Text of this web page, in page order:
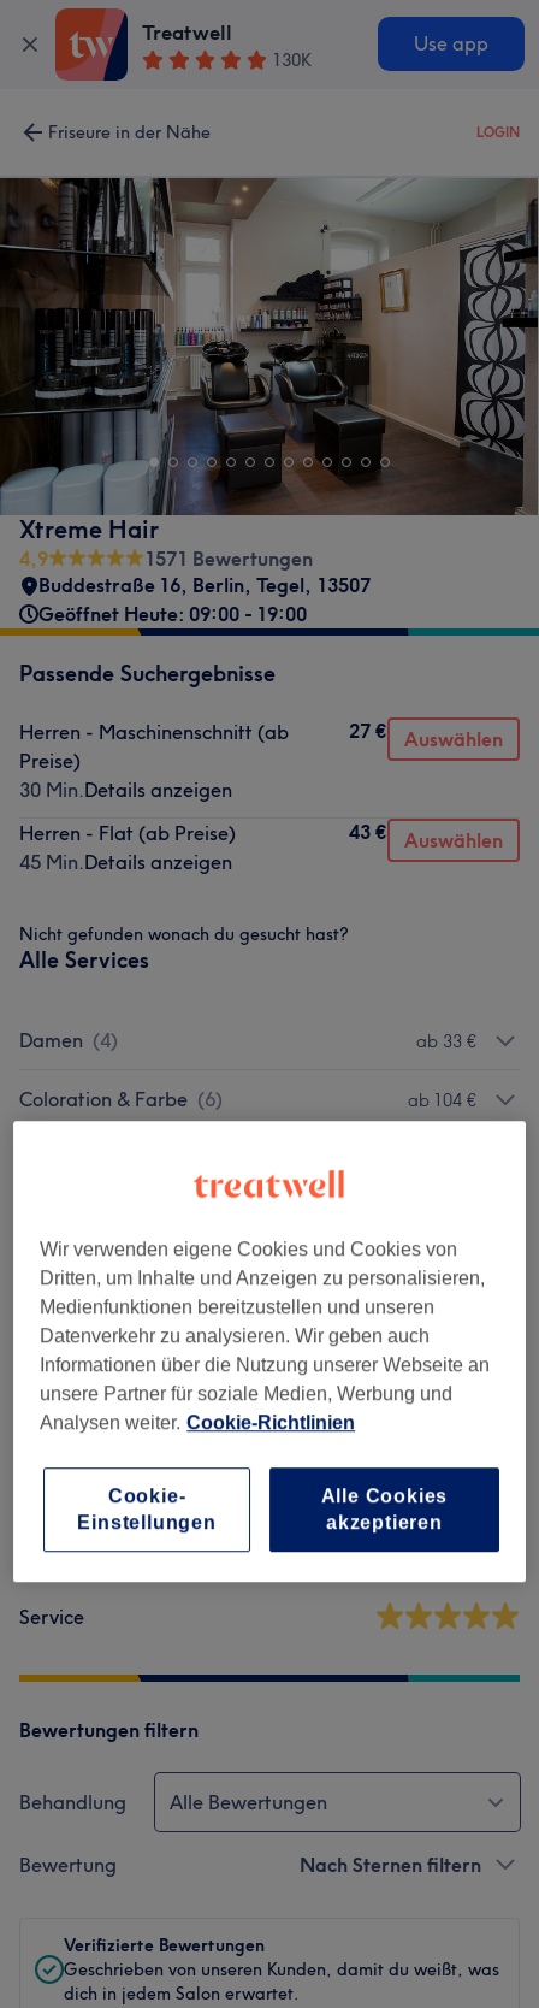
Treatwell
130K
Use app
Friseure in der Nähe LOGIN
Xtreme Hair
4,9
1571 Bewertungen
Buddestraße 16, Berlin, Tegel, 13507
Geöffnet Heute: 09:00 - 19:00
Passende Suchergebnisse
Herren - Maschinenschnitt (ab
Preise)
30 Min.Details anzeigen
27 € Auswählen
Herren - Flat (ab Preise)
45 Min.Details anzeigen
43 € Auswählen
Nicht gefunden wonach du gesucht hast?
Alle Services
Damen (4) ab 33 €
Coloration & Farbe (6) ab 104 €
Salonbewertungen
4,9
Sauberkeit
Service
Bewertungen filtern
Behandlung Alle Bewertungen
Bewertung Nach Sternen filtern
Verifizierte Bewertungen
Geschrieben von unseren Kunden, damit du weißt, was
dich in jedem Salon erwartet.
Wir verwenden eigene Cookies und Cookies von
Dritten, um Inhalte und Anzeigen zu personalisieren,
Medienfunktionen bereitzustellen und unseren
Datenverkehr zu analysieren. Wir geben auch
Informationen über die Nutzung unserer Webseite an
unsere Partner für soziale Medien, Werbung und
Analysen weiter. Cookie-Richtlinien
Cookie-
Einstellungen
Alle Cookies
akzeptieren